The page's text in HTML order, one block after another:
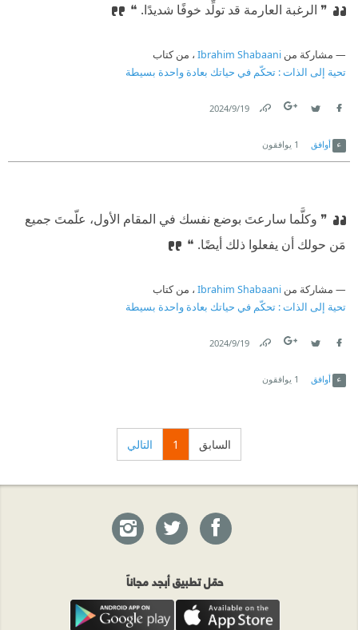
❞ الرغبة العارمة قد تولِّد خوفًا شديدًا. ❝
مشاركة من Ibrahim Shabaani ، من كتاب
تحية إلى الذات : تحكّم في حياتك بعادة واحدة بسيطة
19‏/9‏/2024
أوافق 1 يوافقون
❞ وكلَّما سارعتَ بوضع نفسك في المقام الأول، علّمتَ جميع
مَن حولك أن يفعلوا ذلك أيضًا. ❝
مشاركة من Ibrahim Shabaani ، من كتاب
تحية إلى الذات : تحكّم في حياتك بعادة واحدة بسيطة
19‏/9‏/2024
أوافق 1 يوافقون
السابق 1 التالي
حمّل تطبيق أبجد مجاناً